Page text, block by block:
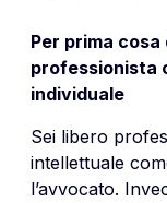
Per prima
professionista
individuale
Sei libero
intellettuale
l’avvocato.